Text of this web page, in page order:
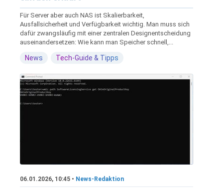
Für Server aber auch NAS ist Skalierbarkeit,
Ausfallsicherheit und Verfügbarkeit wichtig. Man muss sich
dafür zwangsläufig mit einer zentralen Designentscheidung
auseinandersetzen: Wie kann man Speicher schnell,...
News Tech-Guide & Tipps
06.01.2026, 10:45 • News-Redaktion